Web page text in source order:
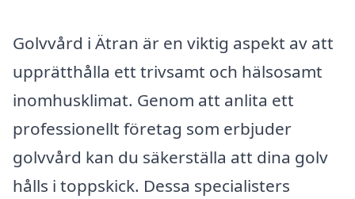
Golvvård i Ätran är en viktig aspekt av att
upprätthålla ett trivsamt och hälsosamt
inomhusklimat. Genom att anlita ett
professionellt företag som erbjuder
golvvård kan du säkerställa att dina golv
hålls i toppskick. Dessa specialisters